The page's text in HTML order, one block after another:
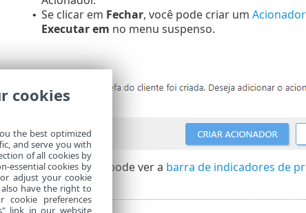
• Se clicar em Fechar, você pode criar um Acionador
Executar em no menu suspenso.
EmTarefasvocê pode ver a barra de indicadores de
cookies
the best optimized
and serve you with
of all cookies by
essential cookies by
adjust your cookie
have the right to
preferences
link in our website